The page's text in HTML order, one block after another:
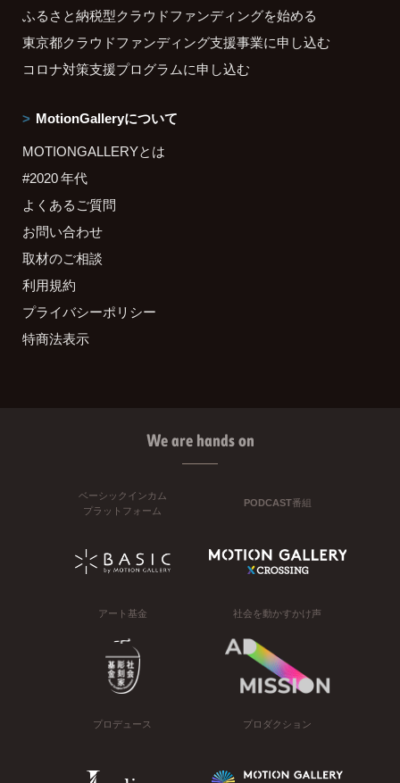
ふるさと納税型クラウドファンディングを始める
東京都クラウドファンディング支援事業に申し込む
コロナ対策支援プログラムに申し込む
MotionGalleryについて
MOTIONGALLERYとは
#2020 年代
よくあるご質問
お問い合わせ
取材のご相談
利用規約
プライバシーポリシー
特商法表示
We are hands on
ベーシックインカム
プラットフォーム
PODCAST番組
アート基金 社会を動かすかけ声
プロデュース プロダクション